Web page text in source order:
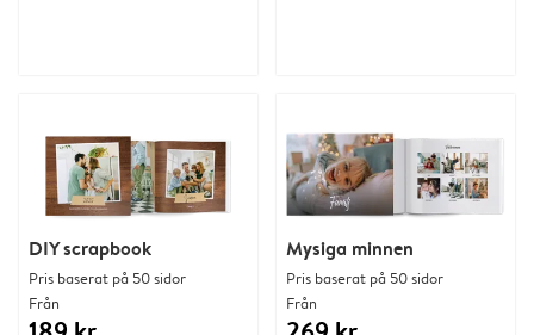
Mysiga minnen
Pris baserat på 50 sidor
Från
DIY scrapbook
Pris baserat på 50 sidor
Från